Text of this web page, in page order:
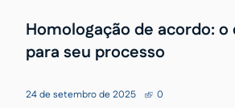
Homologação de acordo: o
para seu processo
24 de setembro de 2025 0